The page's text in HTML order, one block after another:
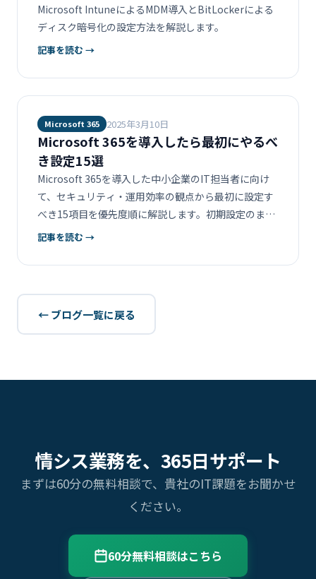
Microsoft IntuneによるMDM導入とBitLockerによる
ディスク暗号化の設定方法を解説します。
記事を読む →
Microsoft 365 2025年3月10日
Microsoft 365を導入したら最初にやるべ
き設定15選
Microsoft 365を導入した中小企業のIT担当者に向け
て、セキュリティ・運用効率の観点から最初に設定す
べき15項目を優先度順に解説します。初期設定のまま
使い続けるリスクと、正しい設定手順をまとめまし
記事を読む →
← ブログ一覧に戻る
情シス業務を、365日サポート
まずは60分の無料相談で、貴社のIT課題をお聞かせ
ください。
60分無料相談はこちら